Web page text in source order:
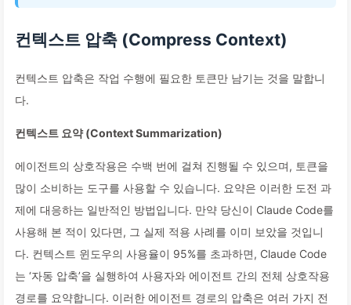
컨텍스트 압축 (Compress Context)
컨텍스트 압축은 작업 수행에 필요한 토큰만 남기는 것을 말합니
다.
컨텍스트 요약 (Context Summarization)
에이전트의 상호작용은 수백 번에 걸쳐 진행될 수 있으며, 토큰을
많이 소비하는 도구를 사용할 수 있습니다. 요약은 이러한 도전 과
제에 대응하는 일반적인 방법입니다. 만약 당신이 Claude Code를
사용해 본 적이 있다면, 그 실제 적용 사례를 이미 보았을 것입니
다. 컨텍스트 윈도우의 사용율이 95%를 초과하면, Claude Code
는 ‘자동 압축’을 실행하여 사용자와 에이전트 간의 전체 상호작용
경로를 요약합니다. 이러한 에이전트 경로의 압축은 여러 가지 전